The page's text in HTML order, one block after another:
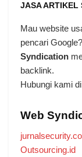
JASA ARTIKEL
Mau website
pencari
Syndication
backlink.
Hubungi kami
Web
Outsourcing.id